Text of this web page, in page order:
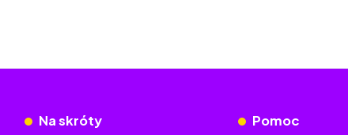
Na skróty Pomoc